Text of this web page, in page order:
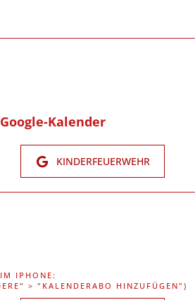
Kalender
KINDERFEUERWEHR
IPHONE:
> "KALENDERABO HINZUFÜGEN")